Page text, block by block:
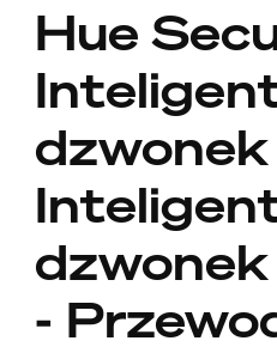
Hue
-